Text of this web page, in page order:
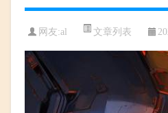
网友:al 文章列表